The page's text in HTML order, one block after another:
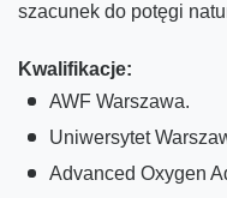
szacunek do potęgi
Kwalifikacje:
AWF Warszawa.
Uniwersytet
Advanced Oxygen